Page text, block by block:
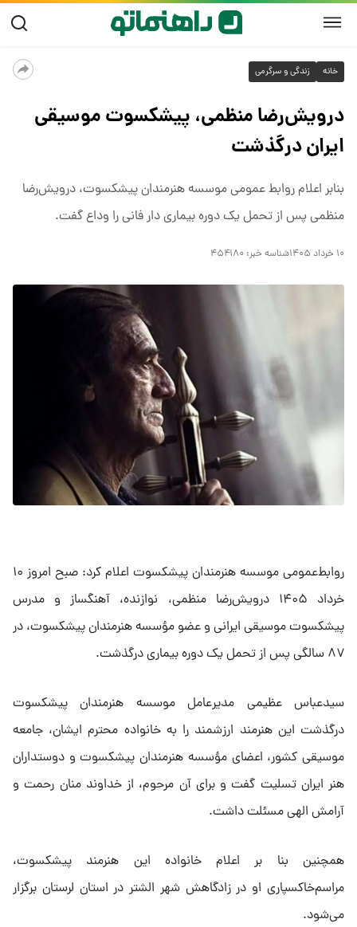
خانه زندگی و سرگرمی
درویش‌رضا منظمی، پیشکسوت موسیقی
ایران درگذشت
بنابر اعلام روابط عمومی موسسه هنرمندان پیشکسوت، درویش‌رضا
منظمی پس از تحمل یک دوره بیماری دار فانی را وداع گفت.
۱۰ خرداد ۱۴۰۵ شناسه خبر: ۴۵۴۱۸۰
روابط‌عمومی موسسه هنرمندان پیشکسوت اعلام کرد: صبح امروز ۱۰
خرداد ۱۴۰۵ درویش‌رضا منظمی، نوازنده، آهنگساز و مدرس
پیشکسوت موسیقی ایرانی و عضو مؤسسه هنرمندان پیشکسوت، در
۸۷ سالگی پس از تحمل یک دوره بیماری درگذشت.
سیدعباس عظیمی مدیرعامل موسسه هنرمندان پیشکسوت
درگذشت این هنرمند ارزشمند را به خانواده محترم ایشان، جامعه
موسیقی کشور، اعضای مؤسسه هنرمندان پیشکسوت و دوستداران
هنر ایران تسلیت گفت و برای آن مرحوم، از خداوند منان رحمت و
آرامش الهی مسئلت داشت.
همچنین بنا بر اعلام خانواده این هنرمند پیشکسوت،
مراسم‌خاکسپاری او در زادگاهش شهر الشتر در استان لرستان برگزار
می‌شود.